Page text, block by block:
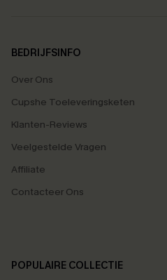
BEDRIJFSINFO
Over Ons
Cupshe Toeleveringsketen
Klanten-Reviews
Veelgestelde Vragen
Affiliate
Contacteer Ons
POPULAIRE COLLECTIE